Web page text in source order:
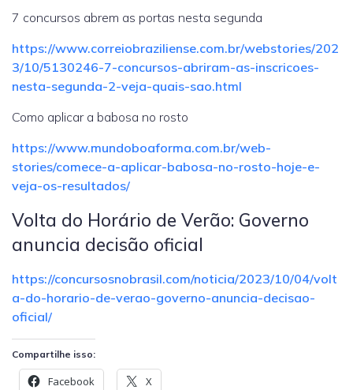
7 concursos abrem as portas nesta segunda
https://www.correiobraziliense.com.br/webstories/202
3/10/5130246-7-concursos-abriram-as-inscricoes-
nesta-segunda-2-veja-quais-sao.html
Como aplicar a babosa no rosto
https://www.mundoboaforma.com.br/web-
stories/comece-a-aplicar-babosa-no-rosto-hoje-e-
veja-os-resultados/
Volta do Horário de Verão: Governo
anuncia decisão oficial
https://concursosnobrasil.com/noticia/2023/10/04/volt
a-do-horario-de-verao-governo-anuncia-decisao-
oficial/
Compartilhe isso:
Facebook X